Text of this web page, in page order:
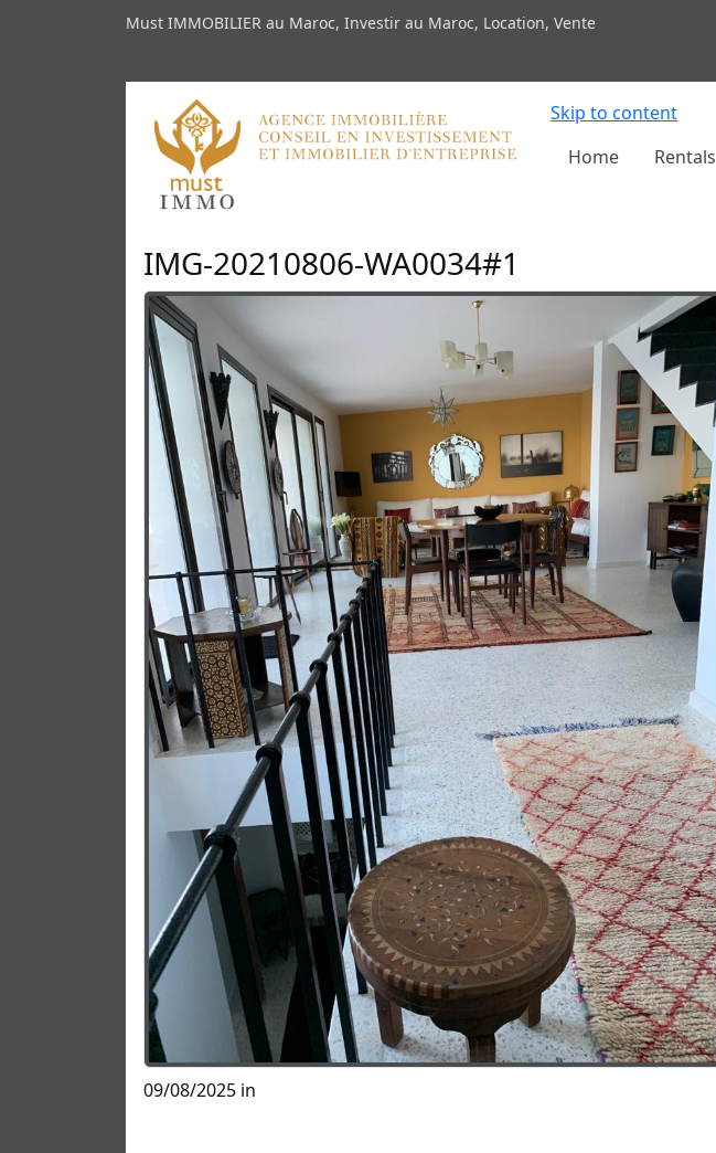
Must IMMOBILIER au Maroc, Investir au Maroc, Location, Vente
Skip to content
Home
Rentals
IMG-20210806-WA0034#1
09/08/2025 in